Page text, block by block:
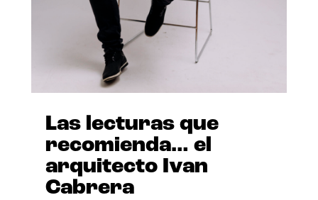
Las lecturas que
recomienda… el
arquitecto Ivan
Cabrera